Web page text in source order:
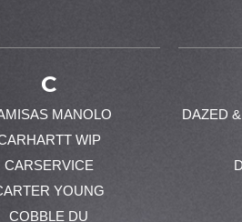
C
MANOLO
WIP
CARSERVICE
YOUNG
COBBLE DU
DAZED